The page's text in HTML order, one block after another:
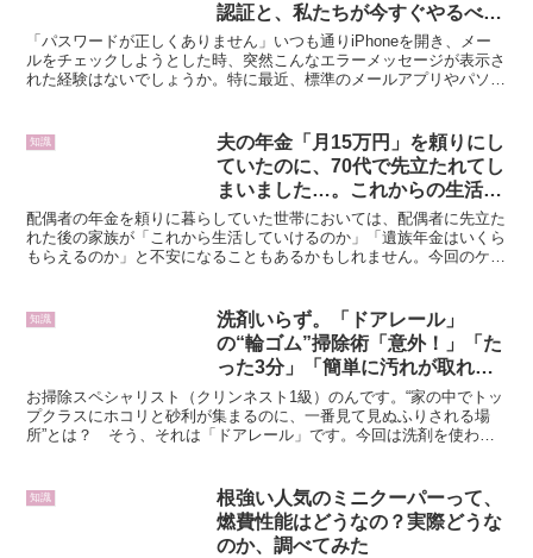
認証と、私たちが今すぐやるべき
「パスキー」への完全移行ガイド
｛ちょっと長いけど絶対知っとい
たほうがいいと思うよ｝
「パスワードが正しくありません」いつも通りiPhoneを開き、メー
ルをチェックしようとした時、突然こんなエラーメッセージが表示さ
れた経験はないでしょうか。特に最近、標準のメールアプリやパソコ
知識
夫の年金「月15万円」を頼りにし
ていたのに、70代で先立たれてし
まいました…。これからの生活費
が不安なのですが、「遺族年金」
はいくらもらえるのでしょうか？
配偶者の年金を頼りに暮らしていた世帯においては、配偶者に先立た
れた後の家族が「これから生活していけるのか」「遺族年金はいくら
もらえるのか」と不安になることもあるかもしれません。今回のケー
知識
洗剤いらず。「ドアレール」
の“輪ゴム”掃除術「意外！」「た
った3分」「簡単に汚れが取れ
る」
お掃除スペシャリスト（クリンネスト1級）のんです。“家の中でトッ
プクラスにホコリと砂利が集まるのに、一番見て見ぬふりされる場
所”とは？ そう、それは「ドアレール」です。今回は洗剤を使わず
知識
根強い人気のミニクーパーって、
燃費性能はどうなの？実際どうな
のか、調べてみた